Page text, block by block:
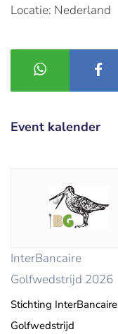
Locatie: Nederland
Event kalender
InterBancaire
Golfwedstrijd 2026
Stichting InterBancaire
Golfwedstrijd